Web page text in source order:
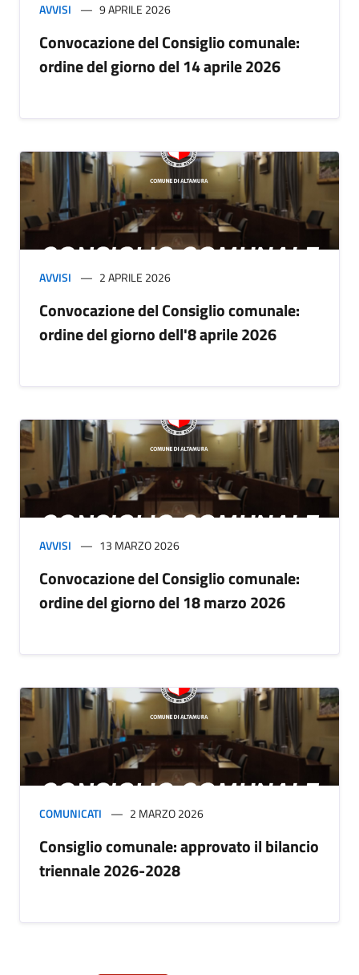
AVVISI 9 APRILE 2026
Convocazione del Consiglio comunale:
ordine del giorno del 14 aprile 2026
AVVISI 2 APRILE 2026
Convocazione del Consiglio comunale:
ordine del giorno dell'8 aprile 2026
AVVISI 13 MARZO 2026
Convocazione del Consiglio comunale:
ordine del giorno del 18 marzo 2026
COMUNICATI 2 MARZO 2026
Consiglio comunale: approvato il bilancio
triennale 2026-2028